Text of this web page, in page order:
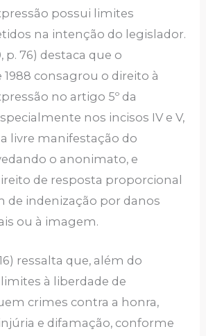
possui limites
na intenção do legislador.
p. 76) destaca que o
consagrou o direito à
no artigo 5º da
nos incisos IV e V,
livre manifestação do
o anonimato, e
de resposta proporcional
de indenização por danos
ou à imagem.
ressalta que, além do
à liberdade de
crimes contra a honra,
e difamação, conforme